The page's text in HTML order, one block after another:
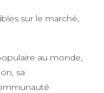
sur le marché,
au monde,
sa